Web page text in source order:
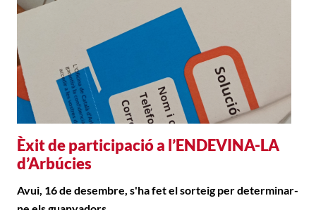
Èxit de participació a l’ENDEVINA-LA
d’Arbúcies
Avui, 16 de desembre, s'ha fet el sorteig per determinar-